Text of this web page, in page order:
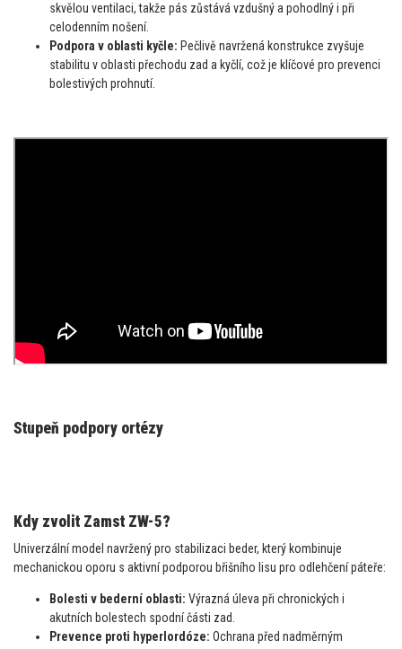
skvělou ventilaci, takže pás zůstává vzdušný a pohodlný i při
celodenním nošení.
Podpora v oblasti kyčle: Pečlivě navržená konstrukce zvyšuje
stabilitu v oblasti přechodu zad a kyčlí, což je klíčové pro prevenci
bolestivých prohnutí.
Stupeň podpory ortézy
Kdy zvolit Zamst ZW-5?
Univerzální model navržený pro stabilizaci beder, který kombinuje
mechanickou oporu s aktivní podporou břišního lisu pro odlehčení páteře:
Bolesti v bederní oblasti: Výrazná úleva při chronických i
akutních bolestech spodní části zad.
Prevence proti hyperlordóze: Ochrana před nadměrným